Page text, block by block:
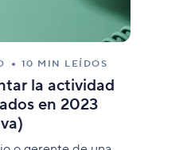
10 MIN LEÍDOS
la actividad
en 2023